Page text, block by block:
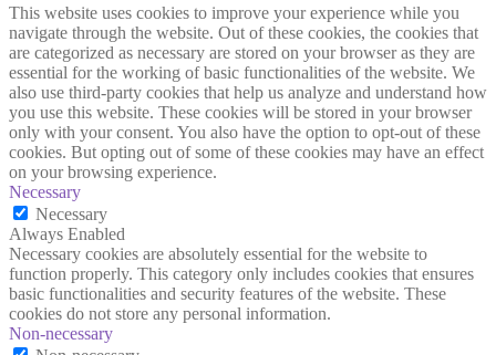
This website uses cookies to improve your experience while you
navigate through the website. Out of these cookies, the cookies that
are categorized as necessary are stored on your browser as they are
essential for the working of basic functionalities of the website. We
also use third-party cookies that help us analyze and understand how
you use this website. These cookies will be stored in your browser
only with your consent. You also have the option to opt-out of these
cookies. But opting out of some of these cookies may have an effect
on your browsing experience.
Necessary
Necessary
Always Enabled
Necessary cookies are absolutely essential for the website to
function properly. This category only includes cookies that ensures
basic functionalities and security features of the website. These
cookies do not store any personal information.
Non-necessary